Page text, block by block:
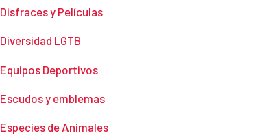
Disfraces y Películas
Diversidad LGTB
Equipos Deportivos
Escudos y emblemas
Especies de Animales